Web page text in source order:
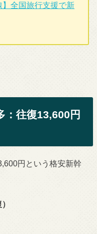
】全国旅行支援で新
：往復13,600円
円という格安新幹